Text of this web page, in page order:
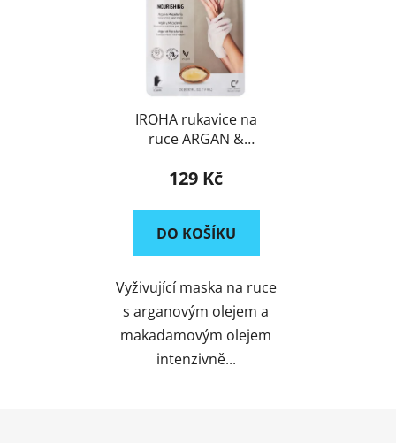
IROHA rukavice na
ruce ARGAN &
129 Kč
DO KOŠÍKU
Vyživující maska na ruce
s arganovým olejem a
makadamovým olejem
intenzivně...